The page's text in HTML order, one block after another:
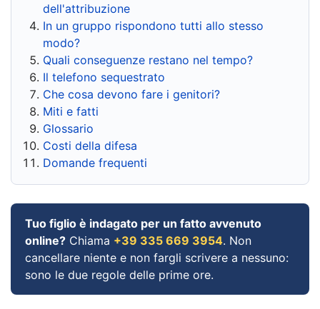
dell'attribuzione
In un gruppo rispondono tutti allo stesso
modo?
Quali conseguenze restano nel tempo?
Il telefono sequestrato
Che cosa devono fare i genitori?
Miti e fatti
Glossario
Costi della difesa
Domande frequenti
Tuo figlio è indagato per un fatto avvenuto
online? Chiama +39 335 669 3954. Non
cancellare niente e non fargli scrivere a nessuno:
sono le due regole delle prime ore.